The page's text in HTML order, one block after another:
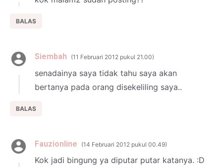
BALAS
Siembah 11 Februari 2012 pukul 21.00
senadainya saya tidak tahu saya akan
bertanya pada orang disekeliling saya..
BALAS
Fauzionline 14 Februari 2012 pukul 00.49
Kok jadi bingung ya diputar putar katanya. :D